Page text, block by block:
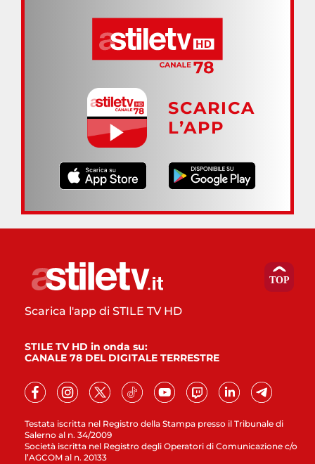
SCARICA
L’APP
Testata iscritta nel Registro della Stampa presso il Tribunale di
Salerno al n. 34/2009
Società iscritta nel Registro degli Operatori di Comunicazione c/o
l’AGCOM al n. 20133
Scarica l'app di STILE TV HD
STILE TV HD in onda su:
CANALE 78 DEL DIGITALE TERRESTRE